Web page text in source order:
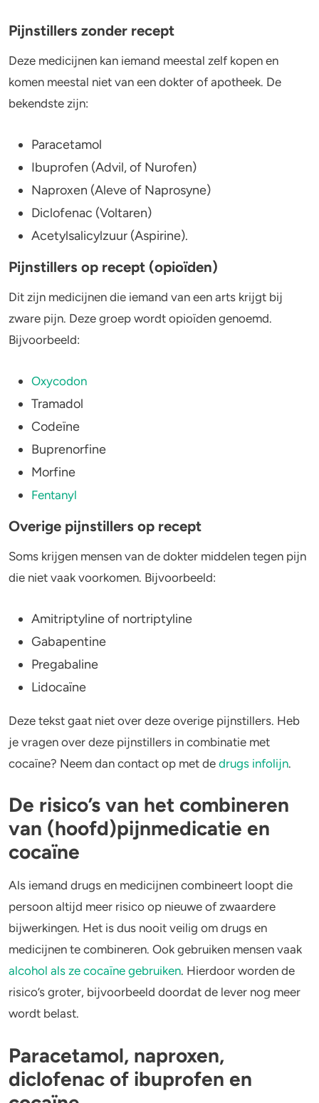
(hoofd)pijnmedicatie en cocaïne
Paracetamol, naproxen, diclofenac of
ibuprofen en cocaïne
Aspirine en cocaïne
Veelgestelde vragen
Kun je coke gebruiken als je hoofdpijn
hebt?
Kun je hoofdpijn krijgen van cocaïne?
Kun je een paracetamol nemen na cocaïne?
Pijnstillers zonder recept
Deze medicijnen kan iemand meestal zelf kopen en
komen meestal niet van een dokter of apotheek. De
bekendste zijn:
Paracetamol
Ibuprofen (Advil, of Nurofen)
Naproxen (Aleve of Naprosyne)
Diclofenac (Voltaren)
Acetylsalicylzuur (Aspirine).
Pijnstillers op recept (opioïden)
Dit zijn medicijnen die iemand van een arts krijgt bij
zware pijn. Deze groep wordt opioïden genoemd.
Bijvoorbeeld:
Oxycodon
Tramadol
Codeïne
Buprenorfine
Morfine
Fentanyl
Overige pijnstillers op recept
Soms krijgen mensen van de dokter middelen tegen pijn
die niet vaak voorkomen. Bijvoorbeeld:
Amitriptyline of nortriptyline
Gabapentine
Pregabaline
Lidocaïne
Deze tekst gaat niet over deze overige pijnstillers. Heb
je vragen over deze pijnstillers in combinatie met
cocaïne? Neem dan contact op met de drugs infolijn.
De risico’s van het combineren
van (hoofd)pijnmedicatie en
cocaïne
Als iemand drugs en medicijnen combineert loopt die
persoon altijd meer risico op nieuwe of zwaardere
bijwerkingen. Het is dus nooit veilig om drugs en
medicijnen te combineren. Ook gebruiken mensen vaak
alcohol als ze cocaïne gebruiken. Hierdoor worden de
risico’s groter, bijvoorbeeld doordat de lever nog meer
wordt belast.
Paracetamol, naproxen,
diclofenac of ibuprofen en